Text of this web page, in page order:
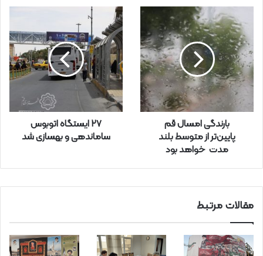
د
ر
ا
و
ر
بارندگی امسال قم
پایین‌تر از متوسط بلند
مدت خواهد بود
۲۷ ایستگاه اتوبوس
ساماندهی و بهسازی شد
مقالات مرتبط